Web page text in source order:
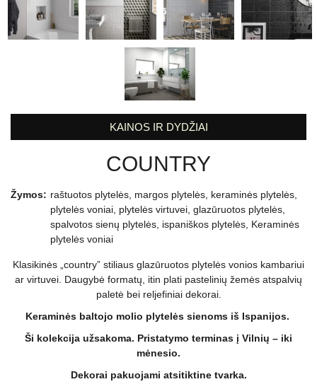
KAINOS IR DYDŽIAI
COUNTRY
Žymos: raštuotos plytelės, margos plytelės, keraminės plytelės,
plytelės voniai, plytelės virtuvei, glazūruotos plytelės,
spalvotos sienų plytelės, ispaniškos plytelės, Keraminės
plytelės voniai
Klasikinės „country” stiliaus glazūruotos plytelės vonios kambariui
ar virtuvei. Daugybė formatų, itin plati pastelinių žemės atspalvių
paletė bei reljefiniai dekorai.
Keraminės baltojo molio plytelės sienoms iš Ispanijos.
Ši kolekcija užsakoma. Pristatymo terminas į Vilnių – iki
mėnesio.
Dekorai pakuojami atsitiktine tvarka.